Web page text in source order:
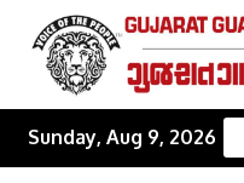
Sunday, Aug 9, 2026